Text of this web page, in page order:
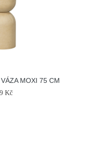
MOXI 75 CM
Kč